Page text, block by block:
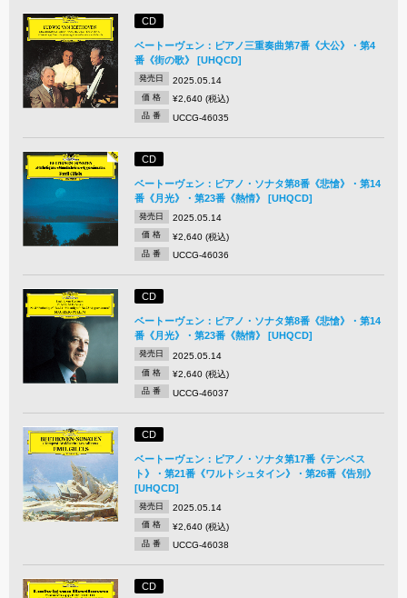
CD
ベートーヴェン：ピアノ三重奏曲第7番《大公》・第4
番《街の歌》 [UHQCD]
発売日 2025.05.14
価 格 ¥2,640 (税込)
品 番 UCCG-46035
CD
ベートーヴェン：ピアノ・ソナタ第8番《悲愴》・第14
番《月光》・第23番《熱情》 [UHQCD]
発売日 2025.05.14
価 格 ¥2,640 (税込)
品 番 UCCG-46036
CD
ベートーヴェン：ピアノ・ソナタ第8番《悲愴》・第14
番《月光》・第23番《熱情》 [UHQCD]
発売日 2025.05.14
価 格 ¥2,640 (税込)
品 番 UCCG-46037
CD
ベートーヴェン：ピアノ・ソナタ第17番《テンペス
ト》・第21番《ワルトシュタイン》・第26番《告別》
[UHQCD]
発売日 2025.05.14
価 格 ¥2,640 (税込)
品 番 UCCG-46038
CD